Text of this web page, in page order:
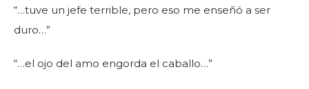
“…tuve un jefe terrible, pero eso me enseñó a ser
duro…”
“…el ojo del amo engorda el caballo…”